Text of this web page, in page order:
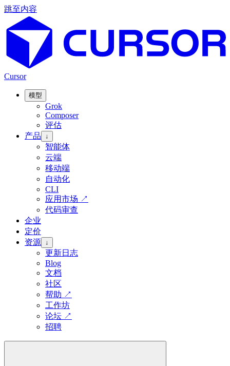
跳至内容
Cursor
模型
Grok
Composer
评估
产品
↓
智能体
云端
移动端
自动化
CLI
应用市场 ↗
代码审查
企业
定价
资源 ↓
更新日志
Blog
文档
社区
帮助 ↗
工作坊
论坛 ↗
招聘